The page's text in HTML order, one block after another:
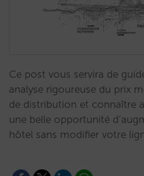
Ce post vous servira de
analyse rigoureuse du prix
de distribution et connaître
une belle opportunité
hôtel sans modifier votre